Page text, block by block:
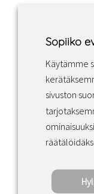
Sopiiko
Käytämme
sivuston